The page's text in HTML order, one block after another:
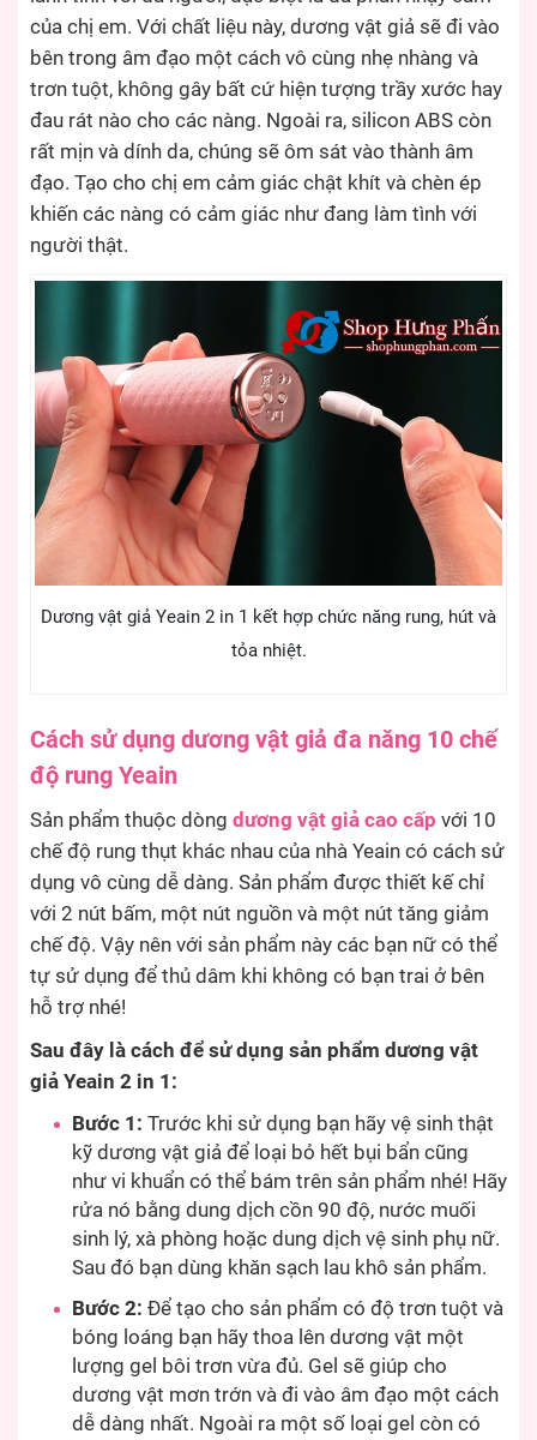
của chị em. Với chất liệu này, dương vật giả sẽ đi vào
bên trong âm đạo một cách vô cùng nhẹ nhàng và
trơn tuột, không gây bất cứ hiện tượng trầy xước hay
đau rát nào cho các nàng. Ngoài ra, silicon ABS còn
rất mịn và dính da, chúng sẽ ôm sát vào thành âm
đạo. Tạo cho chị em cảm giác chật khít và chèn ép
khiến các nàng có cảm giác như đang làm tình với
người thật.
Dương vật giả Yeain 2 in 1 kết hợp chức năng rung, hút và
tỏa nhiệt.
Cách sử dụng dương vật giả đa năng 10 chế
độ rung Yeain
Sản phẩm thuộc dòng dương vật giả cao cấp với 10
chế độ rung thụt khác nhau của nhà Yeain có cách sử
dụng vô cùng dễ dàng. Sản phẩm được thiết kế chỉ
với 2 nút bấm, một nút nguồn và một nút tăng giảm
chế độ. Vậy nên với sản phẩm này các bạn nữ có thể
tự sử dụng để thủ dâm khi không có bạn trai ở bên
hỗ trợ nhé!
Sau đây là cách để sử dụng sản phẩm dương vật
giả Yeain 2 in 1:
Bước 1: Trước khi sử dụng bạn hãy vệ sinh thật
kỹ dương vật giả để loại bỏ hết bụi bẩn cũng
như vi khuẩn có thể bám trên sản phẩm nhé! Hãy
rửa nó bằng dung dịch cồn 90 độ, nước muối
sinh lý, xà phòng hoặc dung dịch vệ sinh phụ nữ.
Sau đó bạn dùng khăn sạch lau khô sản phẩm.
Bước 2: Để tạo cho sản phẩm có độ trơn tuột và
bóng loáng bạn hãy thoa lên dương vật một
lượng gel bôi trơn vừa đủ. Gel sẽ giúp cho
dương vật mơn trớn và đi vào âm đạo một cách
dễ dàng nhất. Ngoài ra một số loại gel còn có